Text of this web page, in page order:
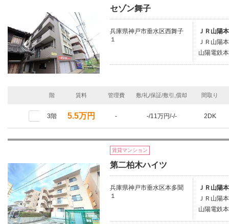
セゾン舞子
兵庫県神戸市垂水区西舞子
１
ＪＲ山陽
ＪＲ山陽
山陽電鉄
階 賃料 管理費 敷/礼/保証/敷引,償却 間取り
3階 5.5万円 - -/11万円/-/- 2DK
賃貸マンション
第二柏木ハイツ
兵庫県神戸市垂水区本多聞
１
ＪＲ山陽
ＪＲ山陽
山陽電鉄